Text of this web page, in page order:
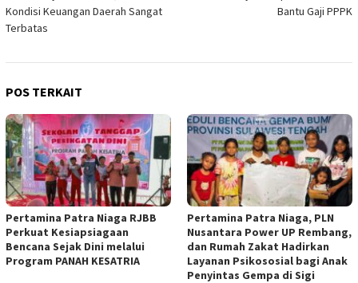
Kondisi Keuangan Daerah Sangat
Terbatas
Bantu Gaji PPPK
POS TERKAIT
Pertamina Patra Niaga RJBB
Perkuat Kesiapsiagaan
Bencana Sejak Dini melalui
Program PANAH KESATRIA
Pertamina Patra Niaga, PLN
Nusantara Power UP Rembang,
dan Rumah Zakat Hadirkan
Layanan Psikososial bagi Anak
Penyintas Gempa di Sigi